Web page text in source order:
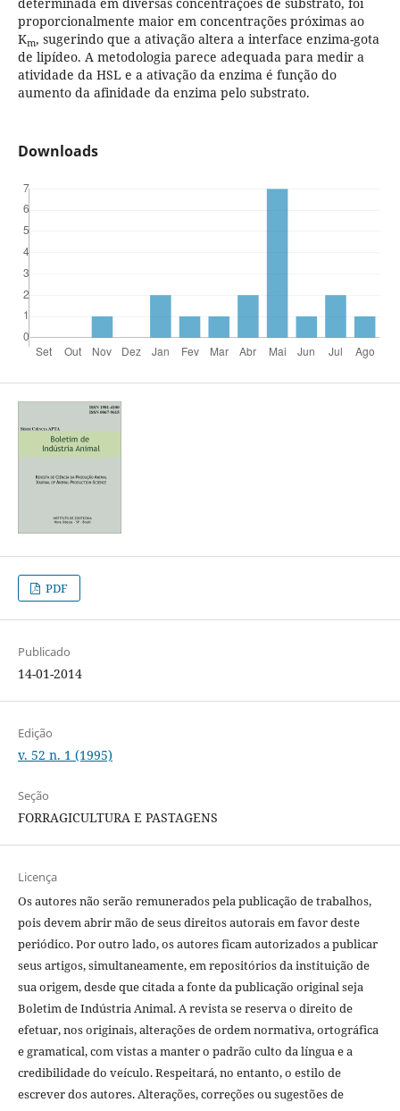
proporcionalmente maior em concentrações próximas ao
Km, sugerindo que a ativação altera a interface enzima-gota
de lipídeo. A metodologia parece adequada para medir a
atividade da HSL e a ativação da enzima é função do
aumento da afinidade da enzima pelo substrato.
Downloads
PDF
Publicado
14-01-2014
Edição
v. 52 n. 1 (1995)
Seção
FORRAGICULTURA E PASTAGENS
Licença
Os autores não serão remunerados pela publicação de trabalhos,
pois devem abrir mão de seus direitos autorais em favor deste
periódico. Por outro lado, os autores ficam autorizados a publicar
seus artigos, simultaneamente, em repositórios da instituição de
sua origem, desde que citada a fonte da publicação original seja
Boletim de Indústria Animal. A revista se reserva o direito de
efetuar, nos originais, alterações de ordem normativa, ortográfica
e gramatical, com vistas a manter o padrão culto da língua e a
credibilidade do veículo. Respeitará, no entanto, o estilo de
escrever dos autores. Alterações, correções ou sugestões de